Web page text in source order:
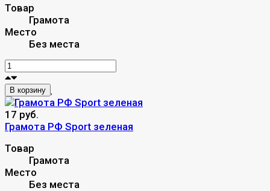
Товар
Грамота
Место
Без места
В корзину
17 руб.
Грамота РФ Sport зеленая
Товар
Грамота
Место
Без места